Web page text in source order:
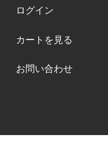
ログイン
カートを見る
お問い合わせ